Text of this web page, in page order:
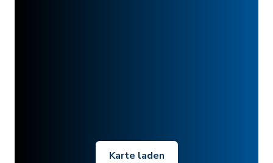
Karte laden